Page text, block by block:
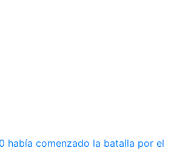
había comenzado la batalla por el